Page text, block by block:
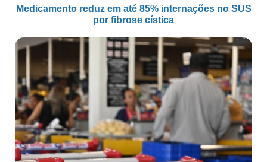
Medicamento reduz em até 85% internações no SUS
por fibrose cística